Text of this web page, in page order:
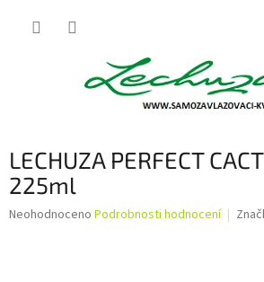
LECHUZA PERFECT
225ml
Průměrné
Neohodnoceno Podrobnosti hodnocení